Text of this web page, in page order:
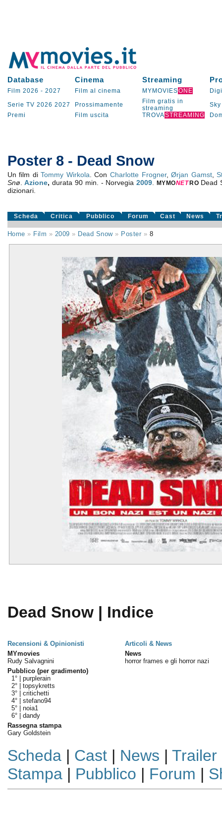
Database Cinema Streaming
Film 2026 - 2027 Film al cinema MYMOVIESONE
Serie TV 2026 2027 Prossimamente
Film gratis in
streaming
Sky
Premi
Film uscita TROVASTREAMING
Poster 8 - Dead Snow
Un film diTommy Wirkola . ConCharlotte Frogner,Ørjan Gamst,
Snø .Azione,durata 90 min. - Norvegia2009 MYMONET RO Dead
dizionari.
Scheda Critica Pubblico Forum Cast News
Home » Film » 2009 » Dead Snow» Poster » 8
Dead Snow | Indice
Recensioni & Opinionisti
Articoli & News
MYmovies
Rudy Salvagnini
Pubblico (per gradimento)
1° | purplerain
2° | topsykretts
3° | critichetti
4° | stefano94
5° | noia1
6° | dandy
Rassegna stampa
Gary Goldstein
News
horror frames e gli horror nazi
Scheda| Cast| News | Trailer
Stampa| Pubblico | Forum |